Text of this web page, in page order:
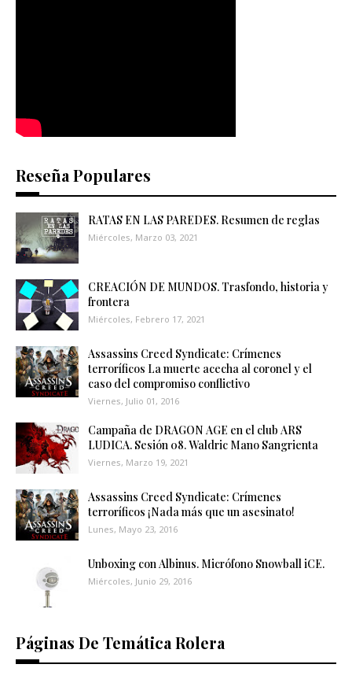
Reseña Populares
RATAS EN LAS PAREDES. Resumen de reglas
Miércoles, Marzo 03, 2021
CREACIÓN DE MUNDOS. Trasfondo, historia y
frontera
Miércoles, Febrero 17, 2021
Assassins Creed Syndicate: Crímenes
terroríficos La muerte acecha al coronel y el
caso del compromiso conflictivo
Viernes, Julio 01, 2016
Campaña de DRAGON AGE en el club ARS
LUDICA. Sesión 08. Waldric Mano Sangrienta
Viernes, Marzo 19, 2021
Assassins Creed Syndicate: Crímenes
terroríficos ¡Nada más que un asesinato!
Lunes, Mayo 23, 2016
Unboxing con Albinus. Micrófono Snowball iCE.
Miércoles, Junio 29, 2016
Páginas De Temática Rolera